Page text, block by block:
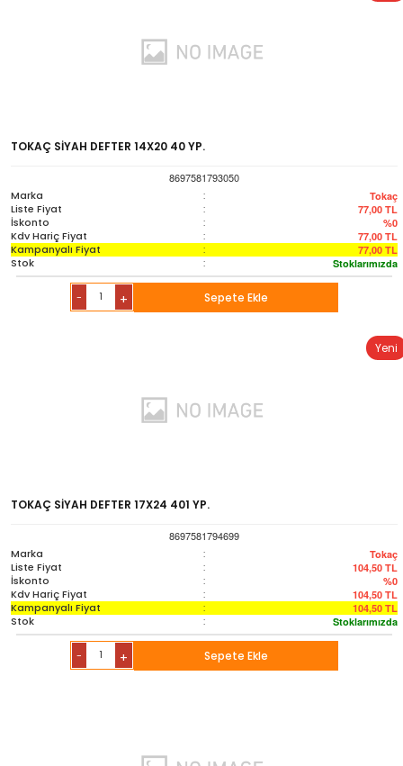
TOKAÇ SİYAH DEFTER 14X20 40 YP.
8697581793050
Marka
: Tokaç
Liste Fiyat : 77,00 TL
İskonto : %0
Kdv Hariç Fiyat : 77,00 TL
Kampanyalı Fiyat : 77,00 TL
Stok : Stoklarımızda
- + Sepete Ekle
Yeni
TOKAÇ SİYAH DEFTER 17X24 401 YP.
8697581794699
Marka
: Tokaç
Liste Fiyat : 104,50 TL
İskonto : %0
Kdv Hariç Fiyat : 104,50 TL
Kampanyalı Fiyat : 104,50 TL
Stok : Stoklarımızda
- + Sepete Ekle